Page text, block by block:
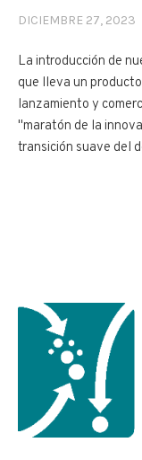
DICIEMBRE 27, 2023
La introducción de
que lleva un
lanzamiento y
"maratón de la
transición suave del